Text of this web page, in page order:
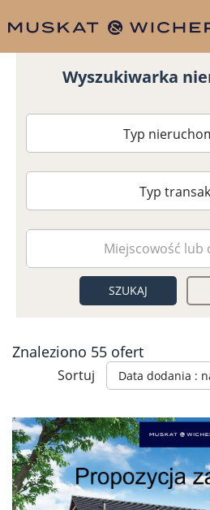
Wyszukiwarka
Typ
Typ
Znaleziono 55 ofert
Sortuj